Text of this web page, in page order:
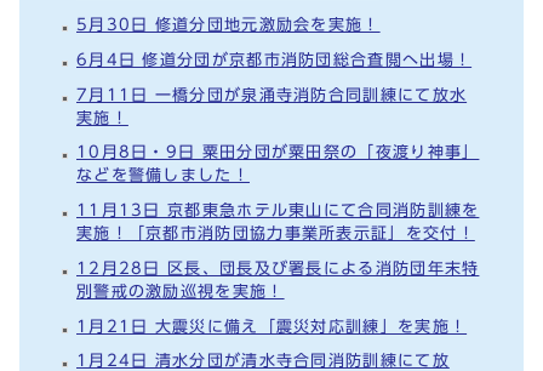
5月30日 修道分団地元激励会を実施！
6月4日 修道分団が京都市消防団総合査閲へ出場！
7月11日 一橋分団が泉涌寺消防合同訓練にて放水
実施！
10月8日・9日 粟田分団が粟田祭の「夜渡り神事」
などを警備しました！
11月13日 京都東急ホテル東山にて合同消防訓練を
実施！「京都市消防団協力事業所表示証」を交付！
12月28日 区長、団長及び署長による消防団年末特
別警戒の激励巡視を実施！
1月21日 大震災に備え「震災対応訓練」を実施！
1月24日 清水分団が清水寺合同消防訓練にて放